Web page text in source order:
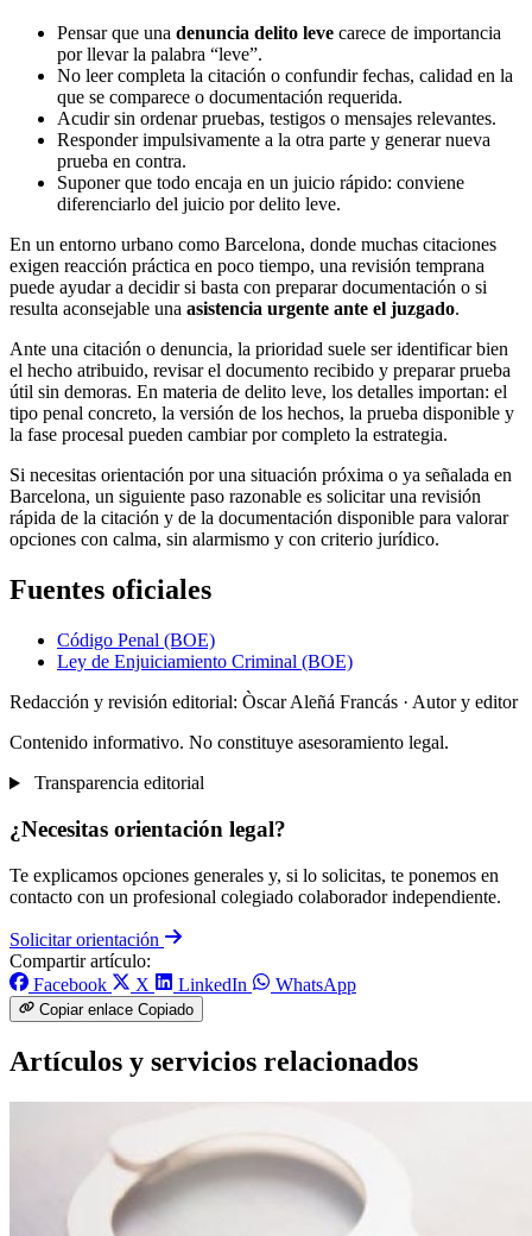
Pensar que una denuncia delito leve carece de importancia
por llevar la palabra “leve”.
No leer completa la citación o confundir fechas, calidad en la
que se comparece o documentación requerida.
Acudir sin ordenar pruebas, testigos o mensajes relevantes.
Responder impulsivamente a la otra parte y generar nueva
prueba en contra.
Suponer que todo encaja en un juicio rápido: conviene
diferenciarlo del juicio por delito leve.
En un entorno urbano como Barcelona, donde muchas citaciones
exigen reacción práctica en poco tiempo, una revisión temprana
puede ayudar a decidir si basta con preparar documentación o si
resulta aconsejable una asistencia urgente ante el juzgado.
Ante una citación o denuncia, la prioridad suele ser identificar bien
el hecho atribuido, revisar el documento recibido y preparar prueba
útil sin demoras. En materia de delito leve, los detalles importan: el
tipo penal concreto, la versión de los hechos, la prueba disponible y
la fase procesal pueden cambiar por completo la estrategia.
Si necesitas orientación por una situación próxima o ya señalada en
Barcelona, un siguiente paso razonable es solicitar una revisión
rápida de la citación y de la documentación disponible para valorar
opciones con calma, sin alarmismo y con criterio jurídico.
Fuentes oficiales
Código Penal (BOE)
Ley de Enjuiciamiento Criminal (BOE)
Redacción y revisión editorial: Òscar Aleñá Francás · Autor y editor
Contenido informativo. No constituye asesoramiento legal.
Transparencia editorial
¿Necesitas orientación legal?
Te explicamos opciones generales y, si lo solicitas, te ponemos en
contacto con un profesional colegiado colaborador independiente.
Solicitar orientación
Compartir artículo:
Facebook
X LinkedIn WhatsApp
Copiar enlace Copiado
Artículos y servicios relacionados